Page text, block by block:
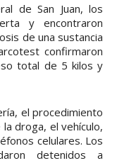
de San Juan, los
y encontraron
de una sustancia
confirmaron
total de 5 kilos y
el procedimiento
droga, el vehículo,
celulares. Los
detenidos a